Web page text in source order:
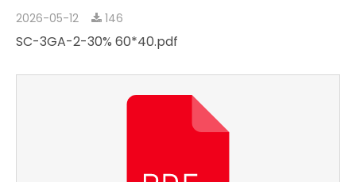
2026-05-12 146
SC-3GA-2-30% 60*40.pdf